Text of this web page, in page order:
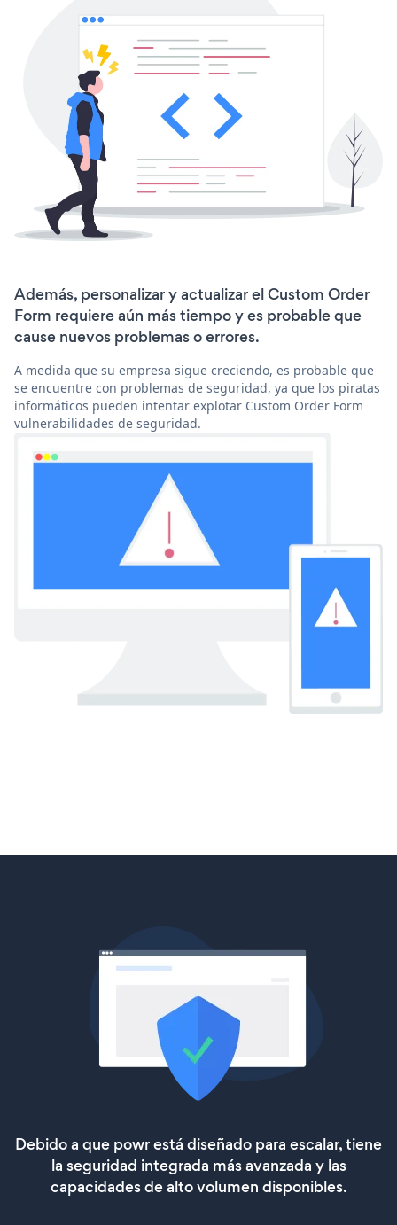
Además, personalizar y actualizar el Custom Order
Form requiere aún más tiempo y es probable que
cause nuevos problemas o errores.
A medida que su empresa sigue creciendo, es probable que
se encuentre con problemas de seguridad, ya que los piratas
informáticos pueden intentar explotar Custom Order Form
vulnerabilidades de seguridad.
Debido a que powr está diseñado para escalar, tiene
la seguridad integrada más avanzada y las
capacidades de alto volumen disponibles.